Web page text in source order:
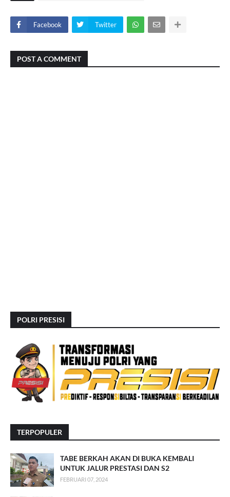
Facebook Twitter
POST A COMMENT
POLRI PRESISI
TERPOPULER
TABE BERKAH AKAN DI BUKA KEMBALI
UNTUK JALUR PRESTASI DAN S2
FEBRUARI 07, 2024